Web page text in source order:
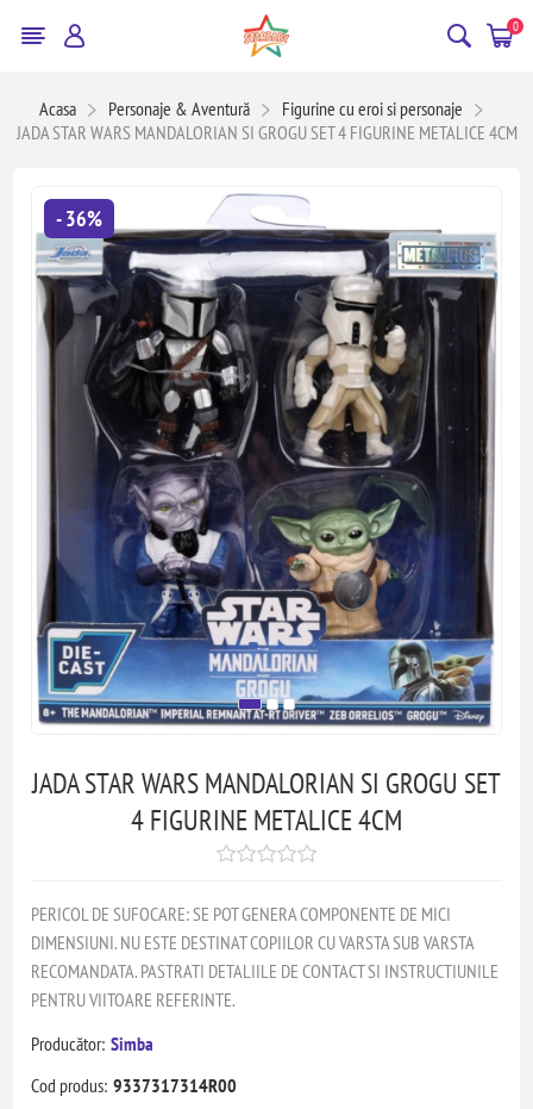
0
Acasa Personaje & Aventură
Figurine cu eroi si personaje
JADA STAR WARS MANDALORIAN SI GROGU SET 4 FIGURINE METALICE 4CM
- 36%
JADA STAR WARS MANDALORIAN SI GROGU SET
4 FIGURINE METALICE 4CM
PERICOL DE SUFOCARE: SE POT GENERA COMPONENTE DE MICI
DIMENSIUNI. NU ESTE DESTINAT COPIILOR CU VARSTA SUB VARSTA
RECOMANDATA. PASTRATI DETALIILE DE CONTACT SI INSTRUCTIUNILE
PENTRU VIITOARE REFERINTE.
Producător: Simba
Cod produs: 9337317314R00